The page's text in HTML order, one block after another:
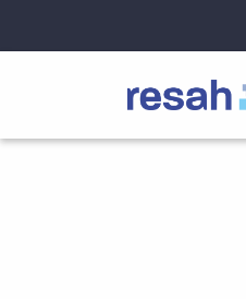
Logo Resah